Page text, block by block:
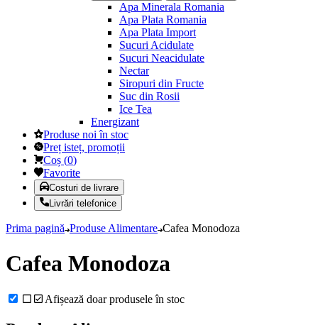
Apa Minerala Romania
Apa Plata Romania
Apa Plata Import
Sucuri Acidulate
Sucuri Neacidulate
Nectar
Siropuri din Fructe
Suc din Rosii
Ice Tea
Energizant
Produse noi în stoc
Preț isteț, promoții
Coș (0)
Favorite
Costuri de livrare
Livrări telefonice
Prima pagină Produse Alimentare Cafea Monodoza
Cafea Monodoza
Afișează doar produsele în stoc